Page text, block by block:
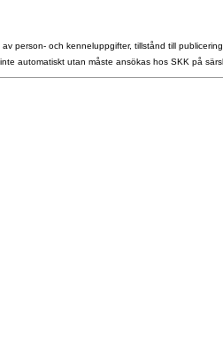
av person- och kenneluppgifter, tillstånd till
automatiskt utan måste ansökas hos SKK på